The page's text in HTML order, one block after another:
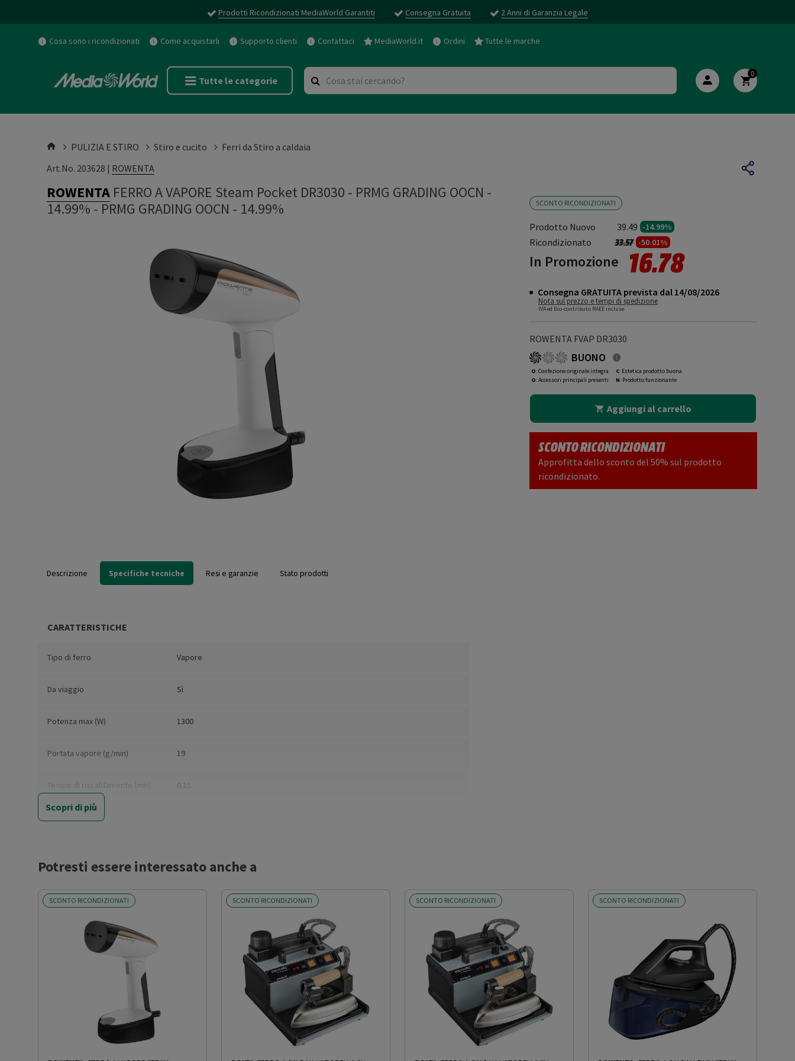
Prodotti Ricondizionati MediaWorld Garantiti Consegna Gratuita 2 Anni di Garanzia Legale
Cosa sono i ricondizionati Come acquistarli Supporto clienti Contattaci MediaWorld.it Ordini Tutte le marche
Tutte le categorie
0
PULIZIA E STIRO Stiro e cucito
Ferri da Stiro a caldaia
Art.No. 203628 | ROWENTA
ROWENTA FERRO A VAPORE Steam Pocket DR3030 - PRMG GRADING OOCN -
14.99% - PRMG GRADING OOCN - 14.99% SCONTO RICONDIZIONATI
Prodotto Nuovo 39.49 -14.99%
Ricondizionato Prezzo ridotto da
33.57a-50.01%
In Promozione 16.78
Consegna GRATUITA prevista dal 14/08/2026
Nota sul prezzo e tempi di spedizione
IVA ed Eco-contributo RAEE incluse
ROWENTA FVAP DR3030
BUONO
O: Confezione originale integra
O: Accessori principali presenti
C: Estetica prodotto buona
N: Prodotto funzionante
Aggiungi al carrello
SCONTO RICONDIZIONATI
Approfitta dello sconto del 50% sul prodotto
ricondizionato.
Descrizione Specifiche tecniche Resi e garanzie Stato prodotti
CARATTERISTICHE
Tipo di ferro Vapore
Da viaggio Sì
Potenza max (W) 1300
Portata vapore (g/min) 19
Tempo di riscaldamento (min) 0.15
Vapore continuo
Sistema anti sgocciolamento
Lunghezza cavo (m)
Scopri di più
Potresti essere interessato anche a
SCONTO RICONDIZIONATI SCONTO RICONDIZIONATI SCONTO RICONDIZIONATI SCONTO RICONDIZIONATI